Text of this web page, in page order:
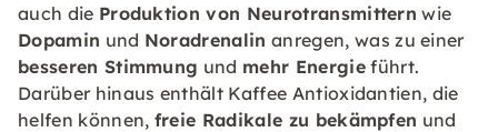
auch die Produktion von Neurotransmittern wie
Dopamin und Noradrenalin anregen, was zu einer
besseren Stimmung und mehr Energieführt.
Darüber hinaus enthält Kaffee Antioxidantien, die
helfen können, freie Radikale zu bekämpfen und